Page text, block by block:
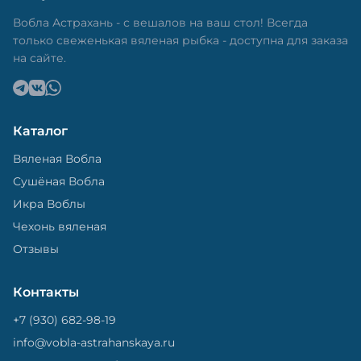
теряла влагу. Вяленая вобла — это не просто
вкусная еда, но и пример того, как можно сочетать
старые рецепты и современные технологии. Её
можно есть с напитками, и это будет очень вкусно.
Вобла Астрахань - с вешалов на ваш стол! Всегда
только свеженькая вяленая рыбка - доступна для заказа
на сайте.
Каталог
Вяленая Вобла
Сушёная Вобла
Икра Воблы
Чехонь вяленая
Отзывы
Контакты
+7 (930) 682-98-19
info@vobla-astrahanskaya.ru